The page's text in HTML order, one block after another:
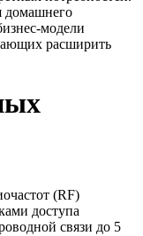
домашнего
модели
расширить
(RF)
доступа
связи до 5